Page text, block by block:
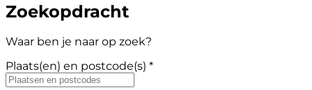
Zoekopdracht
Waar ben je naar op zoek?
Plaats(en) en postcode(s) *